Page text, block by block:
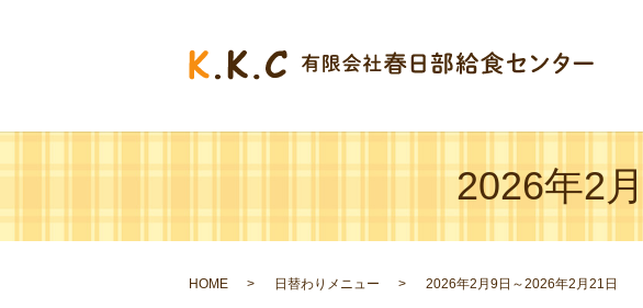
2026年2
HOME 日替わりメニュー 2026年2月9日～2026年2月21日